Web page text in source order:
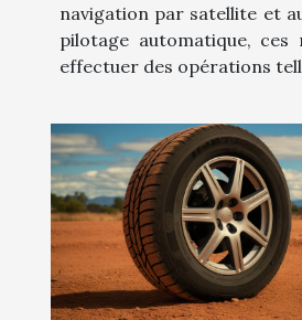
navigation par satellite et
pilotage automatique, ces
effectuer des opérations